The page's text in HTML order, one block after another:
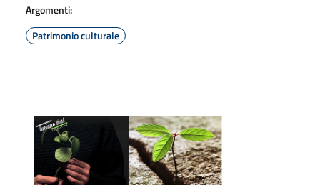
Argomenti:
Patrimonio culturale